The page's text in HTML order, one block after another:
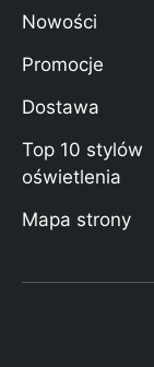
Nowości
Promocje
Dostawa
Top 10 stylów
oświetlenia
Mapa strony